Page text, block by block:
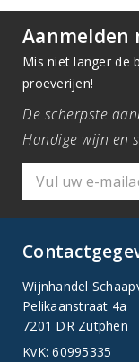
Aanmelden
Mis niet langer de
proeverijen!
De scherpste
Handige wijn en
Wijnhandel
Pelikaanstraat 4a
7201 DR Zutphen
KvK: 60995335